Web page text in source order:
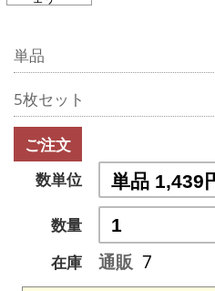
単品
5枚セット
ご注文
数単位
数量
在庫
通販 7